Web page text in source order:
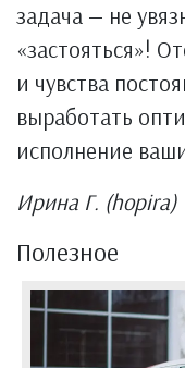
задача — не
«застояться»!
и чувства
выработать
исполнение
Ирина Г. (hopira)
Полезное